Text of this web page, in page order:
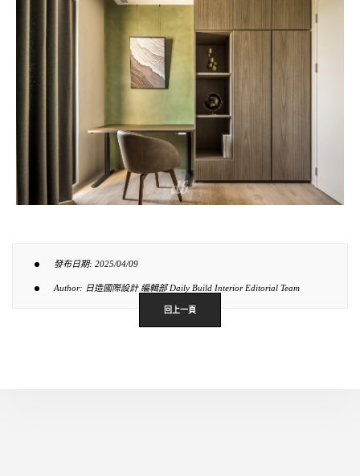
發布日期: 2025/04/09
Author: 日造國際設計 編輯部 Daily Build Interior Editorial Team
回上一頁